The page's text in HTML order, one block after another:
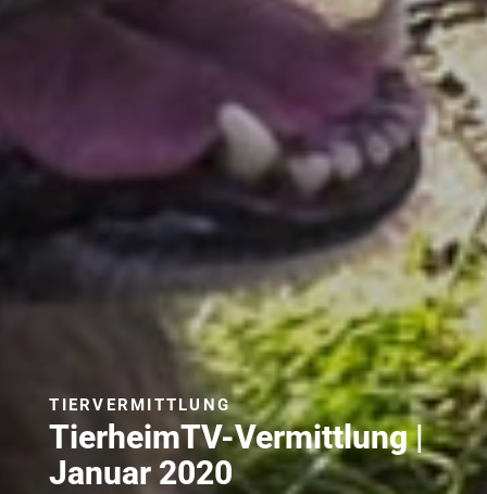
TierheimTV-Vermittlung |
Januar 2020
TIERVERMITTLUNG